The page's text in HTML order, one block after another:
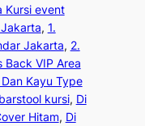
Kursi event
, 1.
Jakarta, 2.
Back VIP Area
Kayu Type
barstool kursi, Di
Hitam, Di